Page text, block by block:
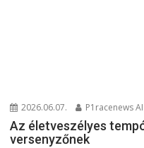
2026.06.07. P1racenews AI
Az életveszélyes
versenyzőnek